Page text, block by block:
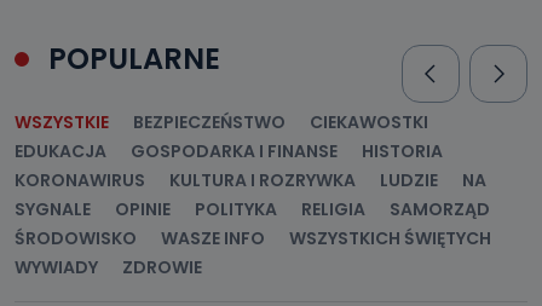
POPULARNE
WSZYSTKIE BEZPIECZEŃSTWO
CIEKAWOSTKI
EDUKACJA
GOSPODARKA I FINANSE
HISTORIA
KORONAWIRUS
KULTURA I ROZRYWKA LUDZIE
NA
SYGNALE
OPINIE POLITYKA RELIGIA
SAMORZĄD
ŚRODOWISKO
WASZE INFO
WSZYSTKICH ŚWIĘTYCH
WYWIADY
ZDROWIE